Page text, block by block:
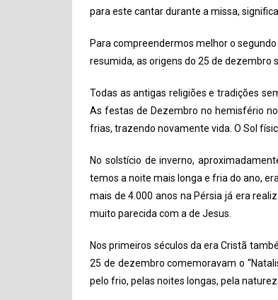
para este cantar durante a missa,
Para compreendermos melhor o
resumida, as origens do 25 de dezembro
Todas as antigas religiões e tradições
As festas de Dezembro no hemisfério
frias, trazendo novamente vida. O Sol
No solstício de inverno,
temos a noite mais longa e fria do ano,
mais de 4.000 anos na Pérsia já era
muito parecida com a de Jesus.
Nos primeiros séculos da era Cristã
25 de dezembro comemoravam o
pelo frio, pelas noites longas, pela